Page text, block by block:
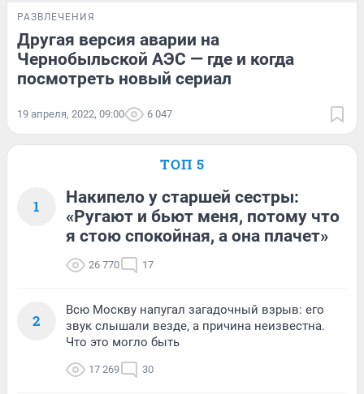
РАЗВЛЕЧЕНИЯ
Другая версия аварии на
Чернобыльской АЭС — где и когда
посмотреть новый сериал
19 апреля, 2022, 09:00 6 047
ТОП 5
1
Накипело у старшей сестры:
«Ругают и бьют меня, потому что
я стою спокойная, а она плачет»
26 770 17
2
Всю Москву напугал загадочный взрыв: его
звук слышали везде, а причина неизвестна.
Что это могло быть
17 269 30